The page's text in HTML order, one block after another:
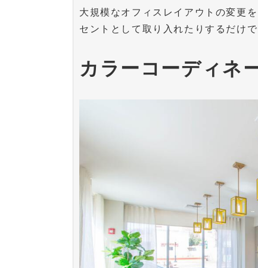
大規模なオフィスレイアウトの変更
セントとして取り入れたりするだけ
カラーコーディネ